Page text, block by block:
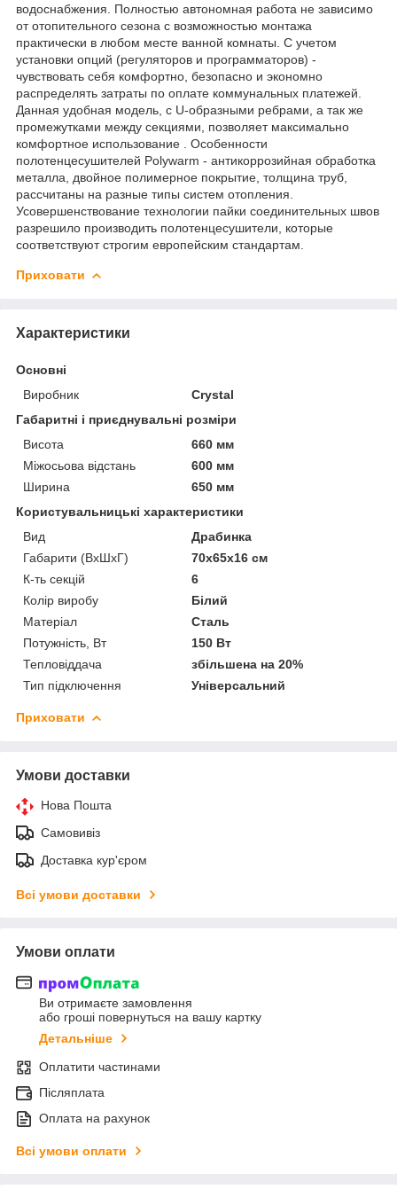
водоснабжения. Полностью автономная работа не зависимо
от отопительного сезона с возможностью монтажа
практически в любом месте ванной комнаты. С учетом
установки опций (регуляторов и программаторов) -
чувствовать себя комфортно, безопасно и экономно
распределять затраты по оплате коммунальных платежей.
Данная удобная модель, с U-образными ребрами, а так же
промежутками между секциями, позволяет максимально
комфортное использование . Особенности
полотенцесушителей Polywarm - антикоррозийная обработка
металла, двойное полимерное покрытие, толщина труб,
рассчитаны на разные типы систем отопления.
Усовершенствование технологии пайки соединительных швов
разрешило производить полотенцесушители, которые
соответствуют строгим европейским стандартам.
Приховати
Характеристики
Основні
Виробник
Crystal
Габаритні і приєднувальні розміри
Висота
660 мм
Міжосьова відстань
600 мм
Ширина
650 мм
Користувальницькі характеристики
Вид
Драбинка
Габарити (ВхШхГ)
70х65х16 см
К-ть секцій
6
Колір виробу
Білий
Матеріал
Сталь
Потужність, Вт
150 Вт
Тепловіддача
збільшена на 20%
Тип підключення
Універсальний
Приховати
Умови доставки
Нова Пошта
Самовивіз
Доставка кур'єром
Всі умови доставки
Умови оплати
Ви отримаєте замовлення
або гроші повернуться на вашу картку
Детальніше
Оплатити частинами
Післяплата
Оплата на рахунок
Всі умови оплати